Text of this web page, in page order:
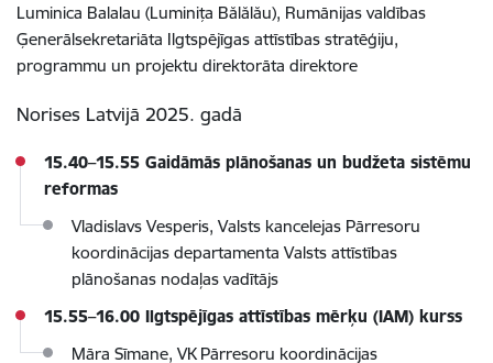
Luminica Balalau (Luminița Bălălău), Rumānijas valdības
Ģenerālsekretariāta Ilgtspējīgas attīstības stratēģiju,
programmu un projektu direktorāta direktore
Norises Latvijā 2025. gadā
15.40–15.55 Gaidāmās plānošanas un budžeta sistēmu
reformas
Vladislavs Vesperis, Valsts kancelejas Pārresoru
koordinācijas departamenta Valsts attīstības
plānošanas nodaļas vadītājs
15.55–16.00 Ilgtspējīgas attīstības mērķu (IAM) kurss
Māra Sīmane, VK Pārresoru koordinācijas